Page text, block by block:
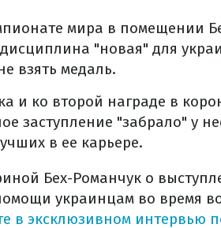
мира в помещении
"новая" для
взять медаль.
и ко второй награде в
заступление "забрало" у
в ее карьере.
Бех-Романчук о
украинцам во время
в эксклюзивном интервью